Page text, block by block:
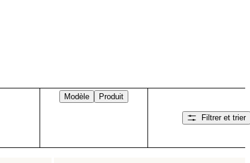
Modèle Produit
Filtrer et trier